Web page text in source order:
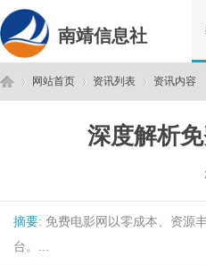
南靖信息社
网站首页 资讯列表 资讯内容
深度解析
摘要: 免费电影网以零成本、资源
台。...